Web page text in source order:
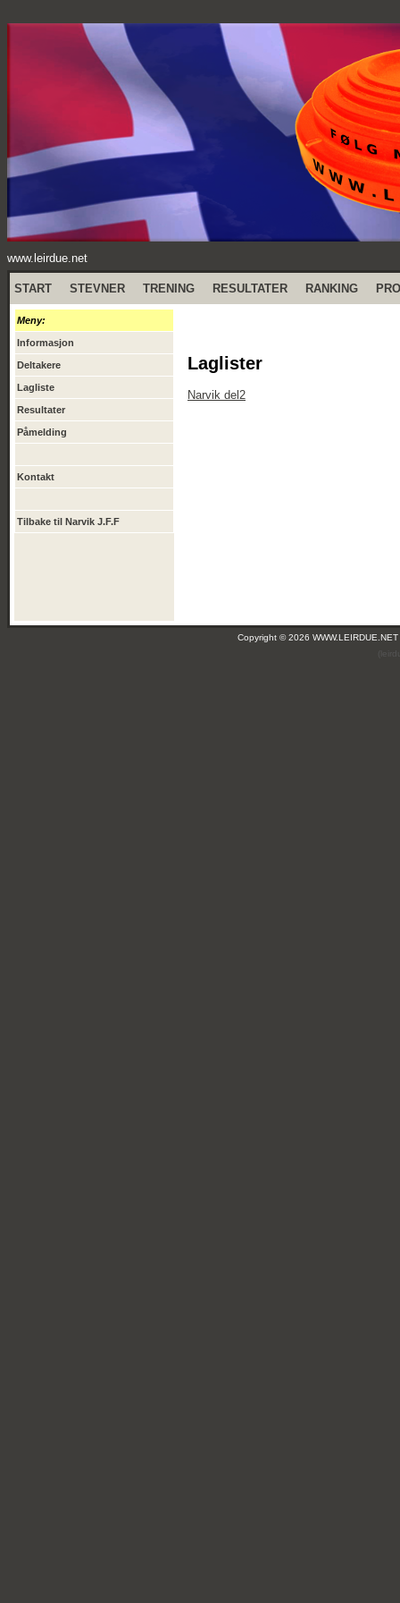
www.leirdue.net
START STEVNER TRENING RESULTATER RANKING
Meny:
Informasjon
Deltakere
Lagliste
Resultater
Påmelding
Kontakt
Tilbake til Narvik J.F.F
Laglister
Narvik del2
Copyright © 2026